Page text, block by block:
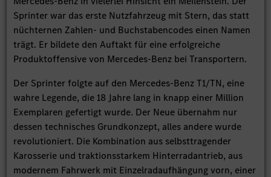
Sprinter war das erste Nutzfahrzeug mit Stern, das statt
nüchternen Zahlen- und Buchstabencodes einen Namen
trägt. Er bildete den Auftakt für eine erfolgreiche
Produktoffensive von Mercedes-Benz bei Transportern.
Der Sprinter folgte auf den Mercedes-Benz T1/TN, eine
wahre Legende, die 18 Jahre lang in knapp einer Million
Exemplaren gefertigt wurde. Der Neue übernahm nur
dessen technisches Grundkonzept, alles andere wurde
revolutioniert. Die Kombination aus selbsttragender
Karosserie und traktionsstarkem Hinterradantrieb, aus
modernem Fahrwerk mit Einzelradaufhängung vorn, einer